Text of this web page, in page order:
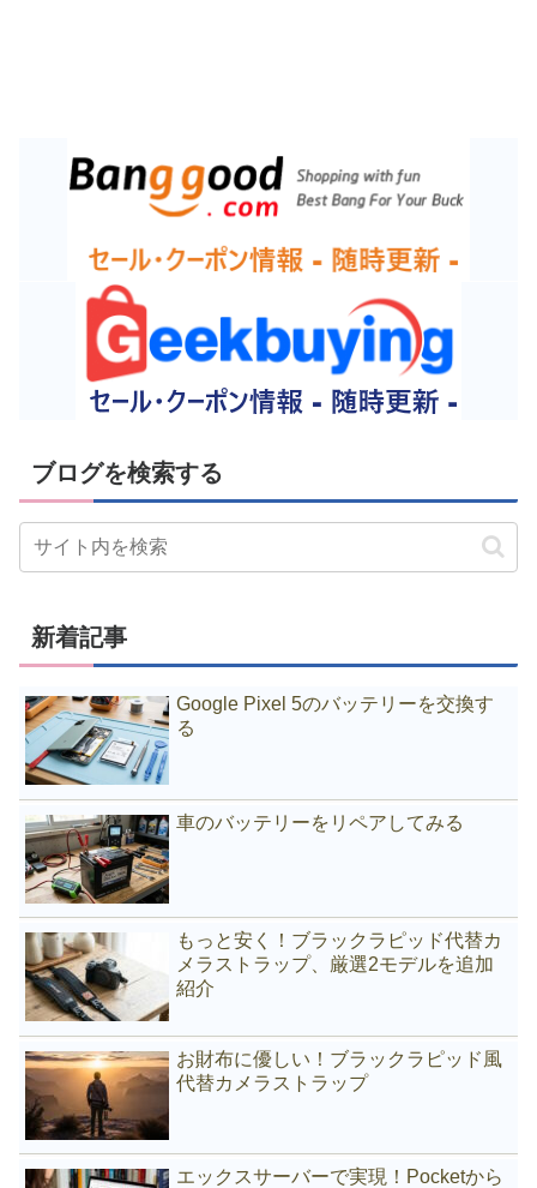
ブログを検索する
新着記事
Google Pixel 5のバッテリーを交換す
る
車のバッテリーをリペアしてみる
もっと安く！ブラックラピッド代替カ
メラストラップ、厳選2モデルを追加
紹介
お財布に優しい！ブラックラピッド風
代替カメラストラップ
エックスサーバーで実現！Pocketから